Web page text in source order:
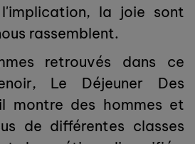
l'implication, la joie sont
rassemblent.
retrouvés dans ce
Le Déjeuner Des
montre des hommes et
de différentes classes